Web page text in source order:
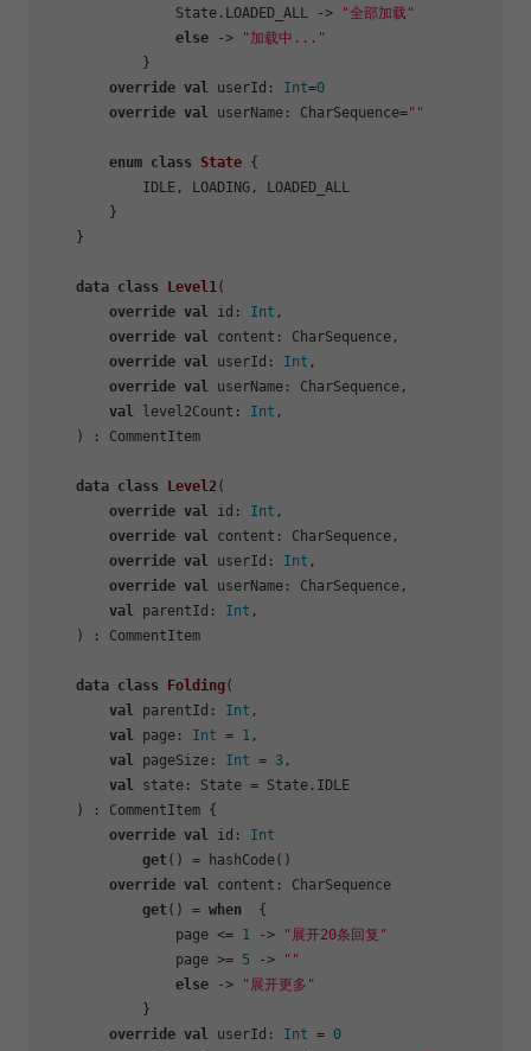
                State.LOADED_ALL ->
"全部加载"
else ->
"加载中..."
            }
override val userId: Int=0
override val userName: CharSequence=""
enum class State {
            IDLE, LOADING, LOADED_ALL
        }
    }
data class Level1(
override val id: Int ,
override val content: CharSequence,
override val userId: Int ,
override val userName: CharSequence,
val level2Count: Int ,
    ) : CommentItem
data class Level2(
override val id: Int ,
override val content: CharSequence,
override val userId: Int ,
override val userName: CharSequence,
val parentId: Int ,
    ) : CommentItem
data class Folding(
val parentId: Int ,
val page: Int = 1 ,
val pageSize: Int = 3 ,
val state: State = State.IDLE
    ) : CommentItem {
override val id: Int
get () = hashCode()
override val content: CharSequence
get () = when
  {
                page <=
1 ->
"展开20条回复"
                page >=
5 ->
""
else ->
"展开更多"
            }
override val userId: Int = 0